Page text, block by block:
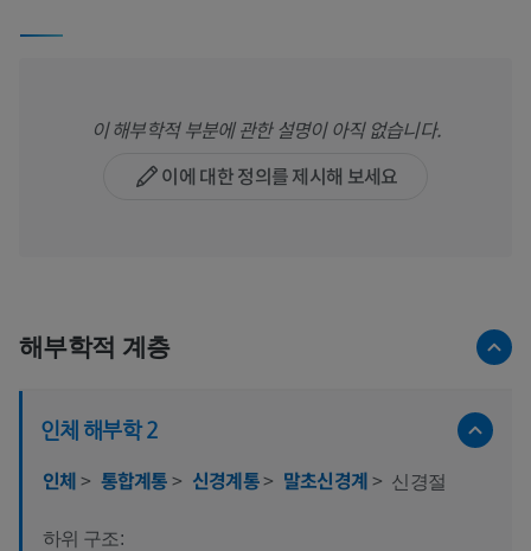
이 해부학적 부분에 관한 설명이 아직 없습니다.
이에 대한 정의를 제시해 보세요
해부학적 계층
인체 해부학 2
인체> 통합계통> 신경계통> 말초신경계> 신경절
하위 구조: